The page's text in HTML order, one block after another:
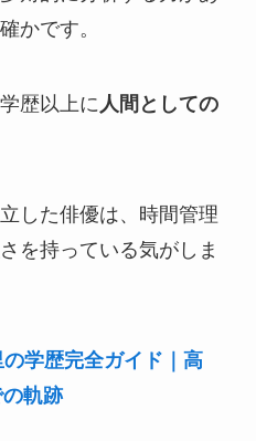
かです。
歴以上に 人間としての
した俳優は、時間管理
を持っている気がしま
学歴完全ガイド｜高
軌跡